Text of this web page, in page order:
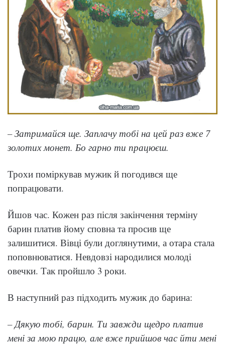
– Затримайся ще. Заплачу тобі на цей раз вже 7
золотих монет. Бо гарно ти працюєш.
Трохи поміркував мужик й погодився ще
попрацювати.
Йшов час. Кожен раз після закінчення терміну
барин платив йому сповна та просив ще
залишитися. Вівці були доглянутими, а отара стала
поповнюватися. Невдовзі народилися молоді
овечки. Так пройшло 3 роки.
В наступний раз підходить мужик до барина:
– Дякую тобі, барин. Ти завжди щедро платив
мені за мою працю, але вже прийшов час йти мені